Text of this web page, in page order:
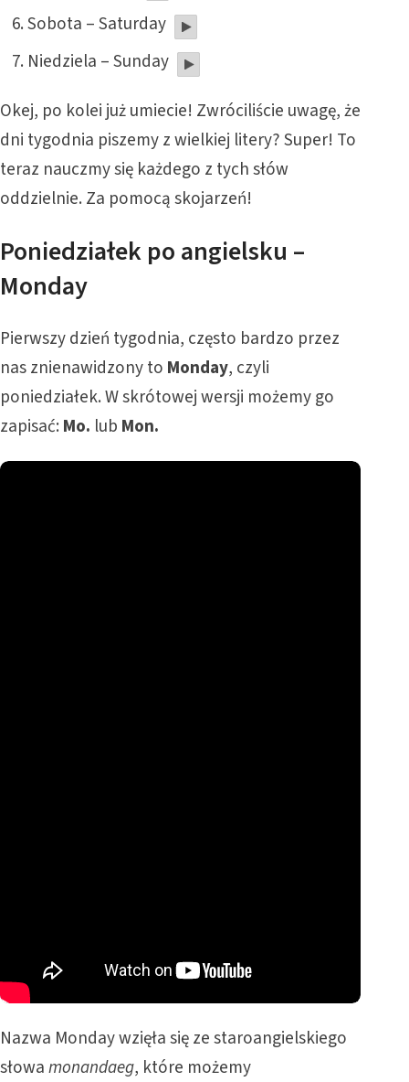
Sobota – Saturday
Niedziela – Sunday
Okej, po kolei już umiecie! Zwróciliście uwagę, że
dni tygodnia piszemy z wielkiej litery? Super! To
teraz nauczmy się każdego z tych słów
oddzielnie. Za pomocą skojarzeń!
Poniedziałek po angielsku –
Monday
Pierwszy dzień tygodnia, często bardzo przez
nas znienawidzony to Monday, czyli
poniedziałek. W skrótowej wersji możemy go
zapisać: Mo. lub Mon.
Nazwa Monday wzięła się ze staroangielskiego
słowamonandaeg, które możemy